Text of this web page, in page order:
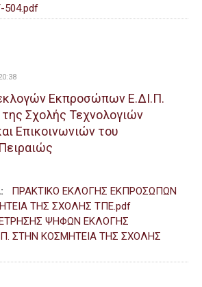
Εκπροσώπων Ε.ΔΙ.Π.
Σχολής Τεχνολογιών
Επικοινωνιών του
ΠΡΑΚΤΙΚΟ ΕΚΛΟΓΗΣ ΕΚΠΡΟΣΩΠΩΝ
ΤΗΣ ΣΧΟΛΗΣ ΤΠΕ.pdf
ΨΗΦΩΝ ΕΚΛΟΓΗΣ
ΣΤΗΝ ΚΟΣΜΗΤΕΙΑ ΤΗΣ ΣΧΟΛΗΣ